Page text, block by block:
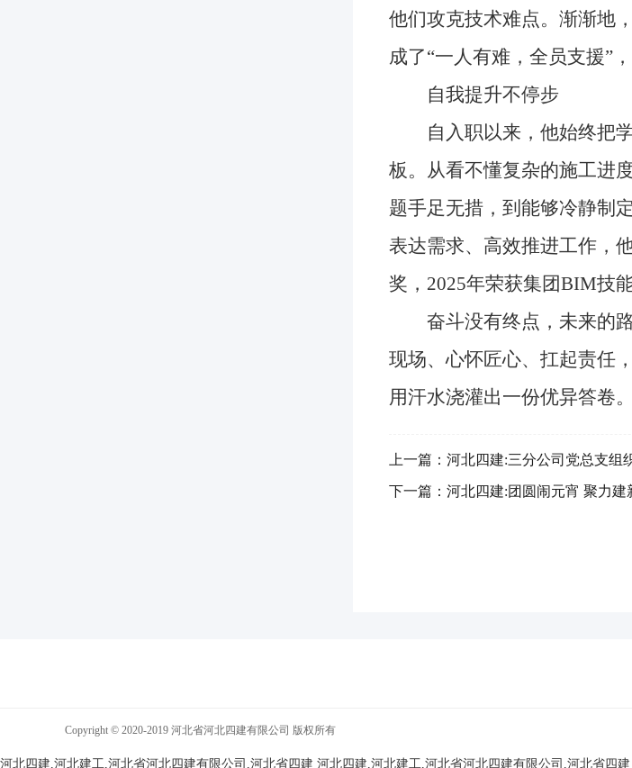
他们攻克技术难点。渐渐地
成了“一人有难，全员支援”
自我提升不停步
自入职以来，他始终把学
板。从看不懂复杂的施工进
题手足无措，到能够冷静制
表达需求、高效推进工作，
奖，2025年荣获集团BIM技
奋斗没有终点，未来的路
现场、心怀匠心、扛起责任
用汗水浇灌出一份优异答卷
上一篇： 河北四建:三分公司党总支组
下一篇： 河北四建:团圆闹元宵 聚力
Copyright © 2020-2019 河北省河北四建有限公司 版权所有
河北四建,河北建工,河北省河北四建有限公司,河北省四建 河北四建,河北建工,河北省河北四建有限公司,河北省四建